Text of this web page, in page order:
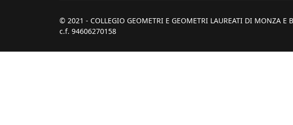
© 2021 - COLLEGIO GEOMETRI E GEOMETRI LAUREATI DI MONZA E
c.f. 94606270158